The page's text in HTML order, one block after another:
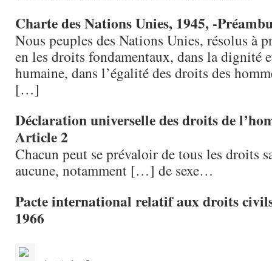
Charte des Nations Unies, 1945, -
Nous peuples des Nations Unies, résolus à
en les droits fondamentaux, dans la dignité
humaine, dans l’égalité des droits des
[…]
Déclaration universelle des droits de
Article 2
Chacun peut se prévaloir de tous les droits
aucune, notamment […] de sexe…
Pacte international relatif aux droits
1966